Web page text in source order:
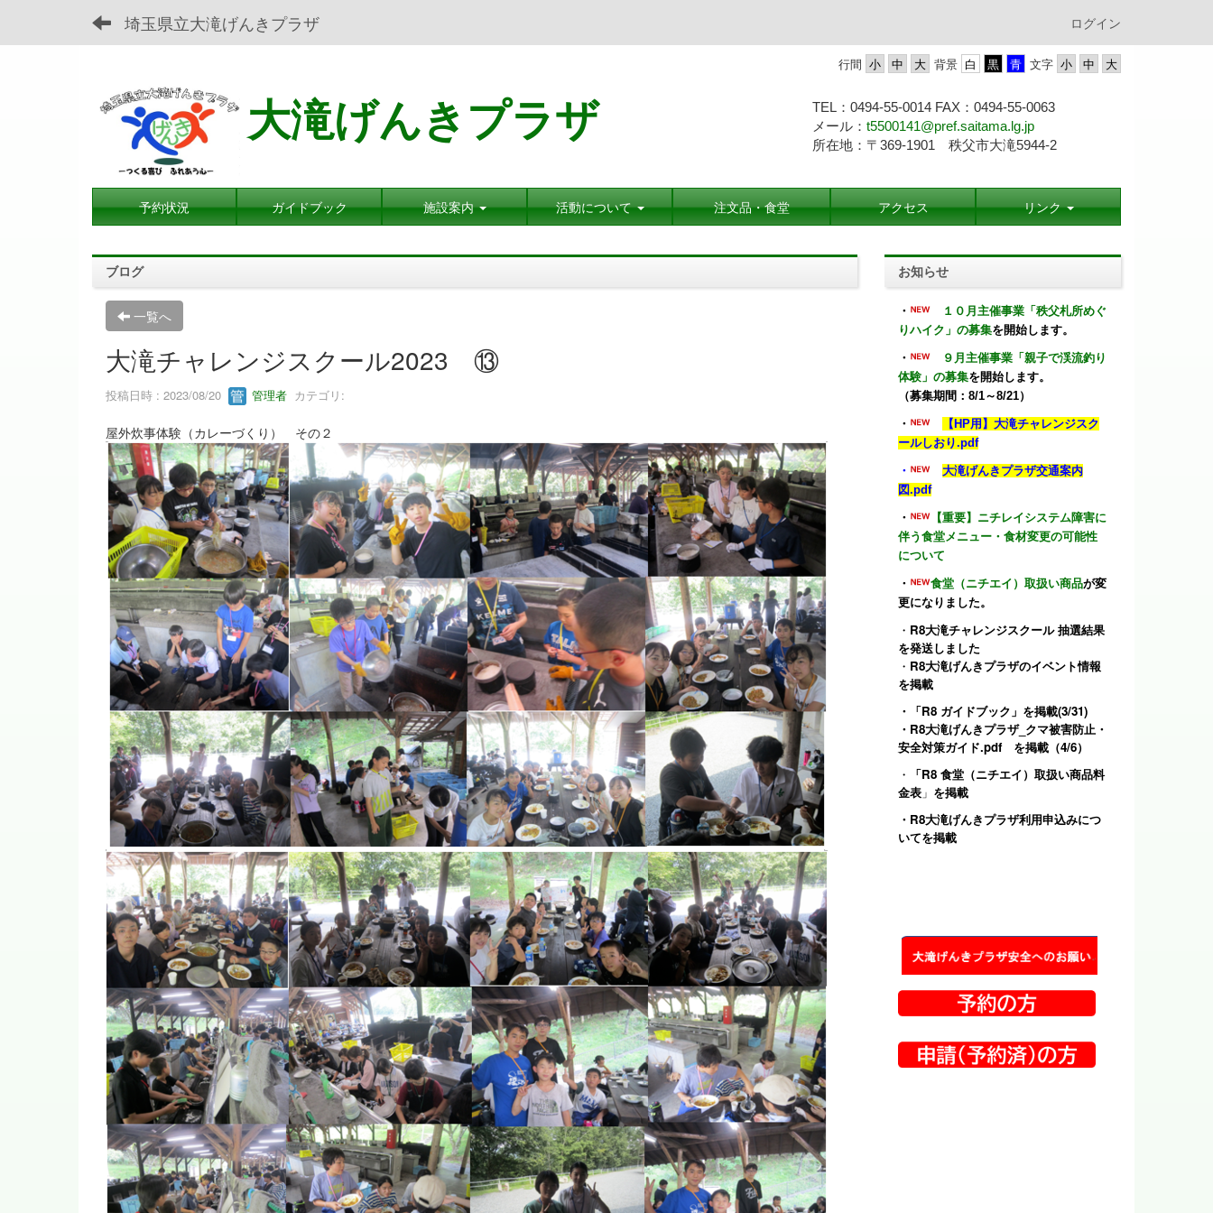
埼玉県立大滝げんきプラザ ログイン
文字
背景
行間
大滝げんきプラザ TEL：0494-55-0014 FAX：0494-55-0063
メール： t5500141@pref.saitama.lg.jp
所在地：〒369-1901 秩父市大滝5944-2
予約状況 ガイドブック 施設案内 活動について 注文品・食堂 アクセス リンク
ブログ
一覧へ
大滝チャレンジスクール2023 ⑬
投稿日時 : 2023/08/20 管理者 カテゴリ:
屋外炊事体験（カレーづくり） その２
お知らせ
・
１０月主催事業「秩父札所めぐ
りハイク」の募集を開始します。
・
９月主催事業「親子で渓流釣り
体験」の募集を開始します。
（募集期間：8/1～8/21）
・
【HP用】大滝チャレンジスク
ールしおり.pdf
・
大滝げんきプラザ交通案内
図.pdf
・
【重要】ニチレイシステム障害に
伴う食堂メニュー・食材変更の可能性
について
・ 食堂（ニチエイ）取扱い商品が変
更になりました。
・ R8大滝チャレンジスクール 抽選結果
を発送しました
・ R8大滝げんきプラザのイベント情報
を掲載
・ 「R8 ガイドブック」 を掲載(3/31)
・ R8大滝げんきプラザ_クマ被害防止・
安全対策ガイド.pdfを掲載（4/6）
・
「R8 食堂（ニチエイ）取扱い商品料
金表」 を掲載
・ R8大滝げんきプラザ利用申込みにつ
いてを掲載